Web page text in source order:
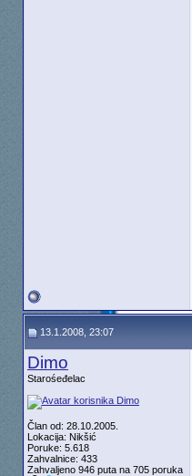
13.1.2008, 23:07
Dimo
Starośeđelac
Član od: 28.10.2005.
Lokacija: Nikšić
Poruke: 5.618
Zahvalnice: 433
Zahvaljeno 946 puta na 705 poruka